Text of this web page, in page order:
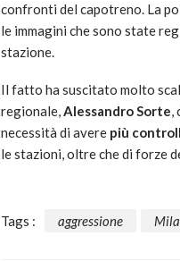
confronti del capotreno. La
le immagini che sono state
stazione.
Il fatto ha suscitato molto
regionale,Alessandro Sorte,
necessità di avere più
le stazioni, oltre che di forze
Tags : aggressione